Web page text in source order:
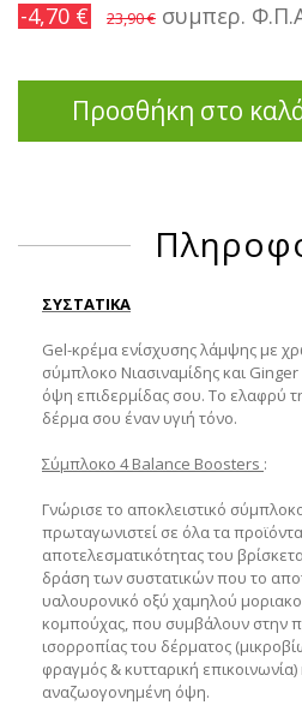
-4,70 € 23,90 € συμπερ.
Προσθήκη στο
ΣΥΣΤΑΤΙΚΑ
Gel-κρέμα ενίσχυσης λάμψης με
σύμπλοκο Νιασιναμίδης και
όψη επιδερμίδας σου. Το ελαφρύ
δέρμα σου έναν υγιή τόνο.
Σύμπλοκο 4 Balance Boosters :
Γνώρισε το αποκλειστικό
πρωταγωνιστεί σε όλα τα
αποτελεσματικότητας του
δράση των συστατικών που το
υαλουρονικό οξύ χαμηλού
κομπούχας, που συμβάλουν στην
ισορροπίας του δέρματος
φραγμός & κυτταρική επικοινωνία)
αναζωογονημένη όψη.